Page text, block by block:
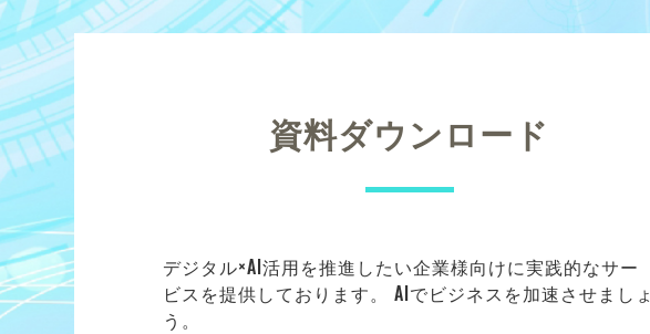
資料ダウンロード
デジタル×AI活用を推進したい企業様向けに実践的なサー
ビスを提供しております。 AIでビジネスを加速させましょ
う。